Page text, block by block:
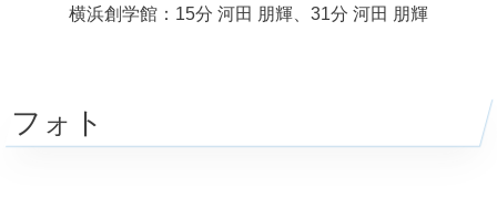
横浜創学館：15分 河田 朋輝、31分 河田 朋輝
フォト